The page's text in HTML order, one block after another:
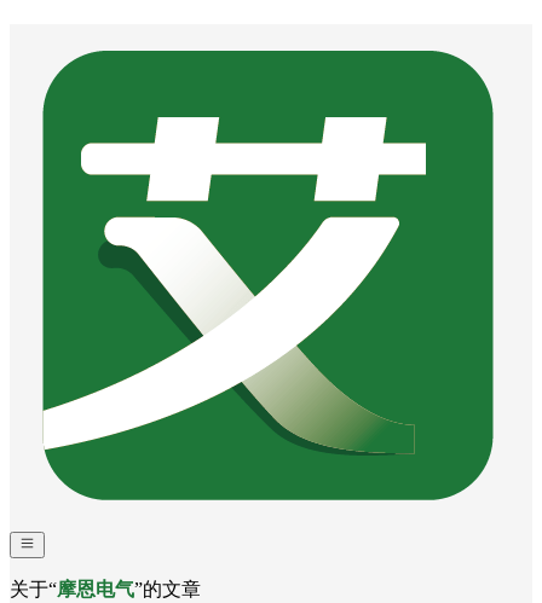
关于“摩恩电气”的文章